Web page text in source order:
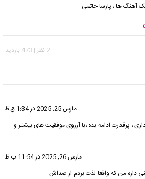
آهنگ ها، پارسا حاتمی
2 نظر | 473 بازدید
مارس 25, 2025 در 1:34 ق.ظ
، پرقدرت ادامه بده ،با آرزوی موفقیت های بیشتر و
مارس 26, 2025 در 11:54 ب.ظ
داره من که واقعا لذت بردم از صداش